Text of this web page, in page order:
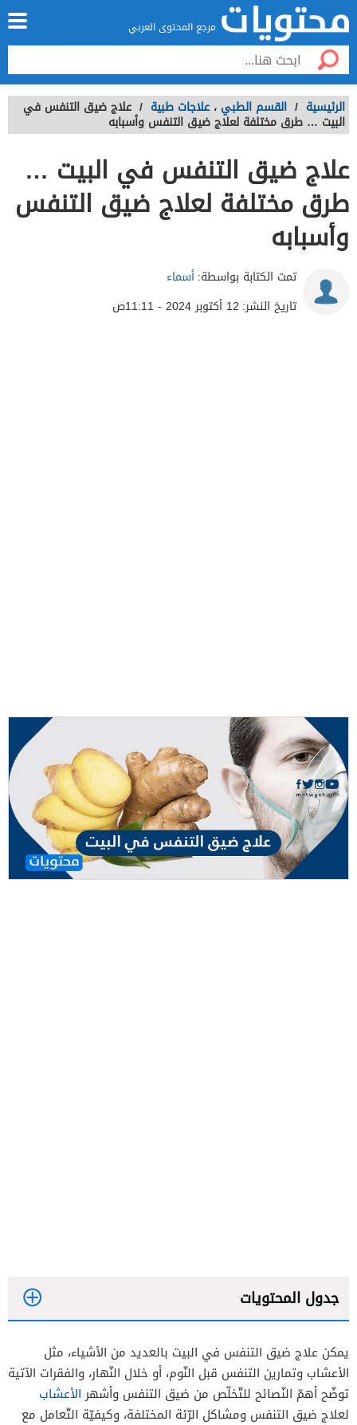
مرجع المحتوى العربي
الرئيسية / القسم الطبي ، علاجات طبية / علاج ضيق التنفس في
البيت … طرق مختلفة لعلاج ضيق التنفس وأسبابه
علاج ضيق التنفس في البيت …
طرق مختلفة لعلاج ضيق التنفس
وأسبابه
تمت الكتابة بواسطة:أسماء
تاريخ النشر: 12 أكتوبر 2024 - 11:11ص
جدول المحتويات
يمكن علاج ضيق التنفس في البيت بالعديد من الأشياء، مثل
الأعشاب وتمارين التنفس قبل النّوم، أو خلال النّهار، والفقرات الآتية
توضّح أهمّ النّصائح للتّخلّص من ضيق التنفس وأشهرالأعشاب
لعلاج ضيق التنفس ومشاكل الرّئة المختلفة، وكيفيّة التّعامل مع